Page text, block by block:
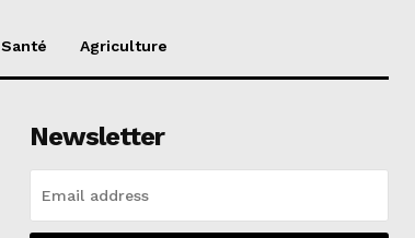
Santé Agriculture
Newsletter